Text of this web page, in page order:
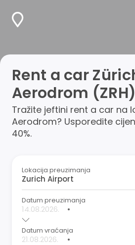
Rent a car
Aerodrom (ZRH)
Tražite jeftini rent a car na
Aerodrom? Usporedite
40%.
Lokacija preuzimanja
Datum preuzimanja
•
Datum vraćanja
•